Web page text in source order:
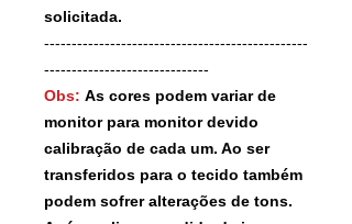
solicitada.
------------------------------------------------
------------------------------
Obs: As cores podem variar de
monitor para monitor devido
calibração de cada um. Ao ser
transferidos para o tecido também
podem sofrer alterações de tons.